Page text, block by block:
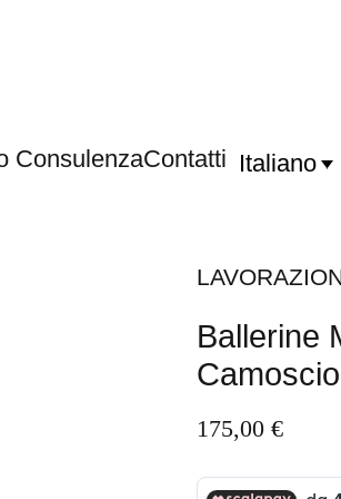
ConsulenzaContatti Italiano
Ballerine
175,00€